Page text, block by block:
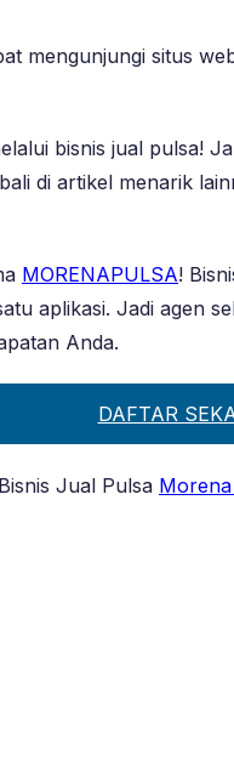
mengunjungi situs
bisnis jual pulsa!
di artikel menarik
MORENAPULSA!
aplikasi. Jadi agen
Anda.
DAFTAR
Jual Pulsa